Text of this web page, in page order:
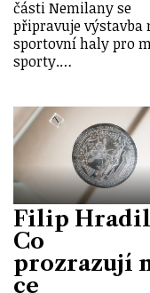
části Nemilany se
připravuje výstavba
sportovní haly pro
sporty.…
Filip
Co
prozrazují
ce